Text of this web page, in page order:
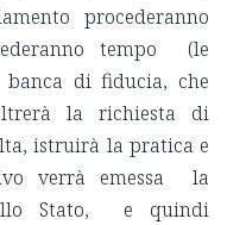
procederanno
tempo (le
di fiducia, che
la richiesta di
istruirà la pratica e
verrà emessa la
Stato, e quindi